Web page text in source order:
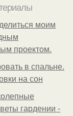
моим
проектом.
в спальне.
на сон
гардении -